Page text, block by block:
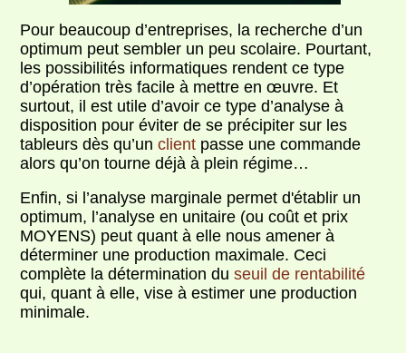
Pour beaucoup d’entreprises, la recherche d’un
optimum peut sembler un peu scolaire. Pourtant,
les possibilités informatiques rendent ce type
d’opération très facile à mettre en œuvre. Et
surtout, il est utile d’avoir ce type d’analyse à
disposition pour éviter de se précipiter sur les
tableurs dès qu’unclient passe une commande
alors qu’on tourne déjà à plein régime…
Enfin, si l’analyse marginale permet d'établir un
optimum, l’analyse en unitaire (ou coût et prix
MOYENS) peut quant à elle nous amener à
déterminer une production maximale. Ceci
complète la détermination duseuil de rentabilité
qui, quant à elle, vise à estimer une production
minimale.